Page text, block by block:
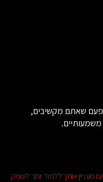
פעם שאתם מקשיבים,
מעניין אותך ללמוד יותר לעומק